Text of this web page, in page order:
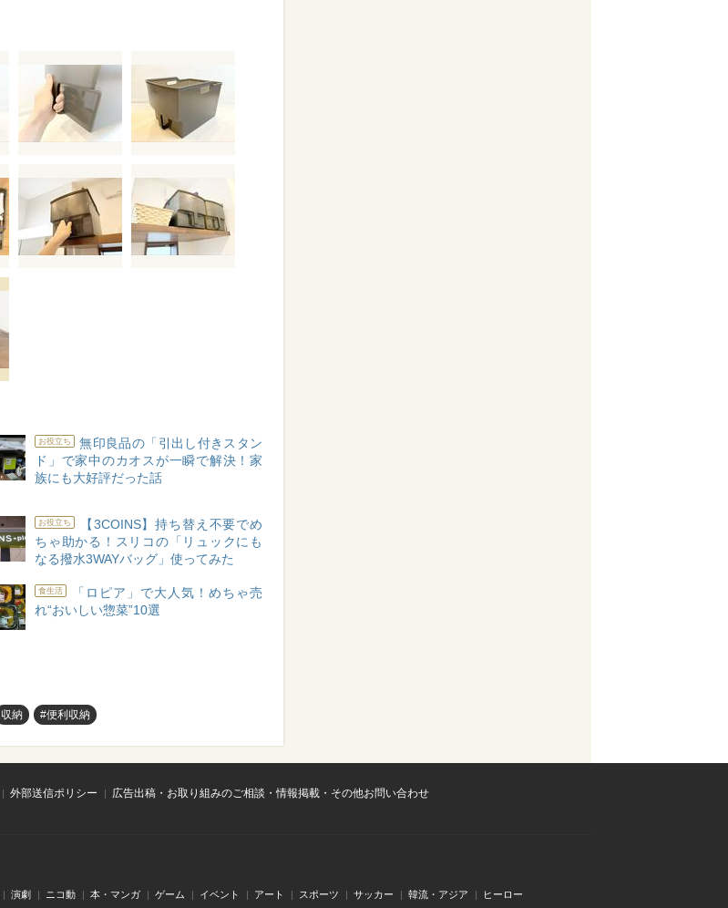
お役立ち
無印良品の「引出し付きスタン
ド」で家中のカオスが一瞬で解決！家
族にも大好評だった話
お役立ち
【3COINS】持ち替え不要でめ
ちゃ助かる！スリコの「リュックにも
なる撥水3WAYバッグ」使ってみた
食生活
「ロピア」で大人気！めちゃ売
れ“おいしい惣菜”10選
収納 #便利収納
外部送信ポリシー
広告出稿・お取り組みのご相談・情報掲載・その他お問い合わせ
演劇 ニコ動 本・マンガ ゲーム イベント アート スポーツ サッカー 韓流・アジア ヒーロー